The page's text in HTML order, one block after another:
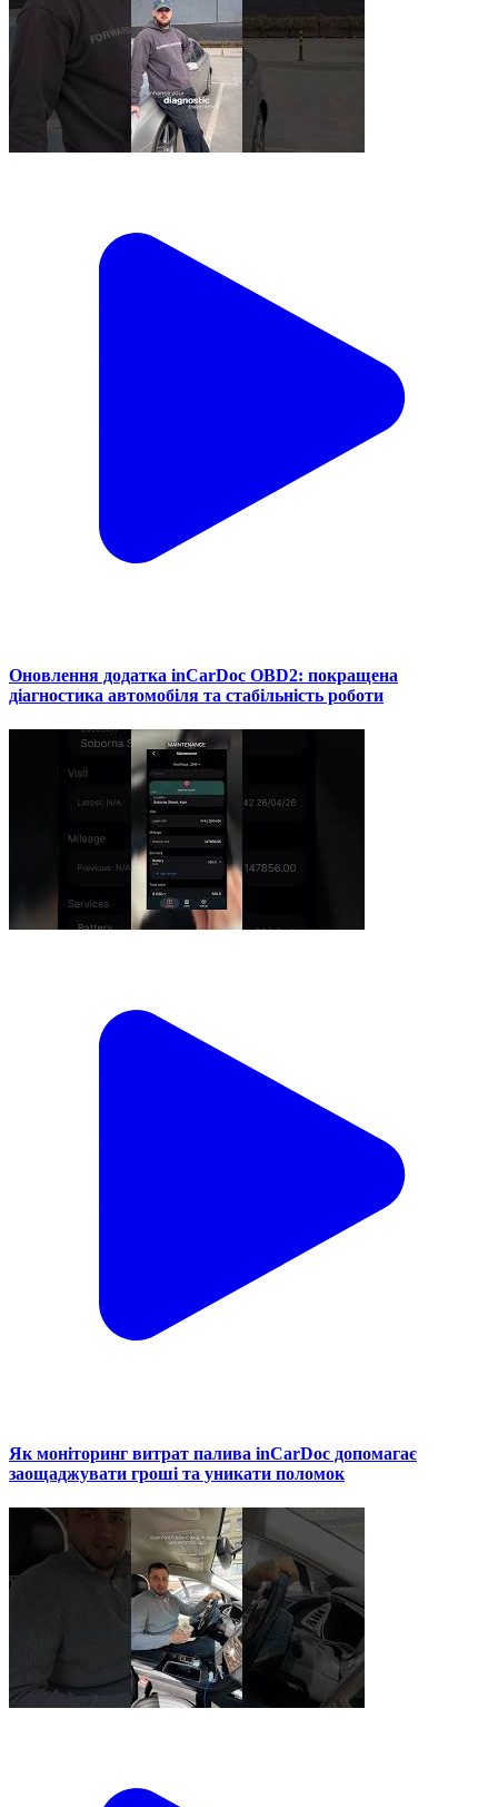
Оновлення додатка inCarDoc OBD2: покращена
діагностика автомобіля та стабільність роботи
Як моніторинг витрат палива inCarDoc допомагає
заощаджувати гроші та уникати поломок